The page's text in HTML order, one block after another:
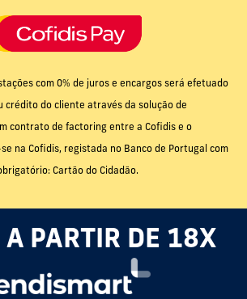
com 0% de juros e encargos será efetuado
crédito do cliente através da solução de
contrato de factoring entre a Cofidis e o
na Cofidis, registada no Banco de Portugal com
Cartão do Cidadão.
A PARTIR DE 18X